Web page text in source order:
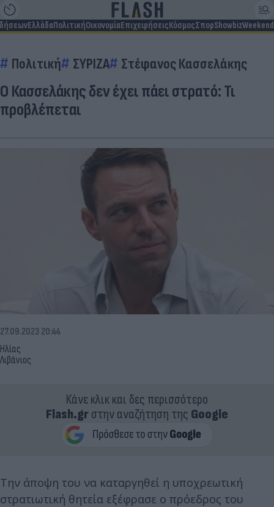
ΕλλάδαΠολιτικήΟικονομίαΕπιχειρήσειςΚόσμοςΣπορShowbizWeekend
Πολιτική ΣΥΡΙΖΑ Στέφανος Κασσελάκης
Ο Κασσελάκης δεν έχει πάει στρατό: Τι
προβλέπεται
Ηλίας
Λιβάνιος
27.09.2023 20:44
Κάνε κλικ και δες περισσότερο
Flash.grστην αναζήτηση της Google
Την άποψη του να καταργηθεί η υποχρεωτική
στρατιωτική θητεία εξέφρασε ο πρόεδρος του